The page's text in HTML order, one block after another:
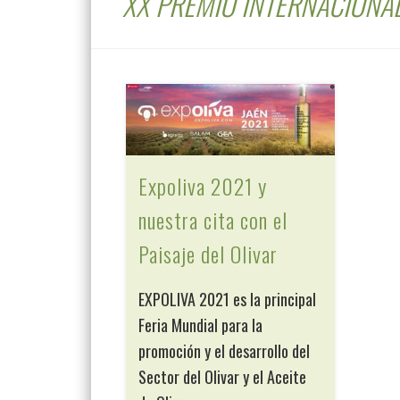
Expoliva 2021 y
nuestra cita con el
Paisaje del Olivar
EXPOLIVA 2021 es la principal
Feria Mundial para la
promoción y el desarrollo del
Sector del Olivar y el Aceite